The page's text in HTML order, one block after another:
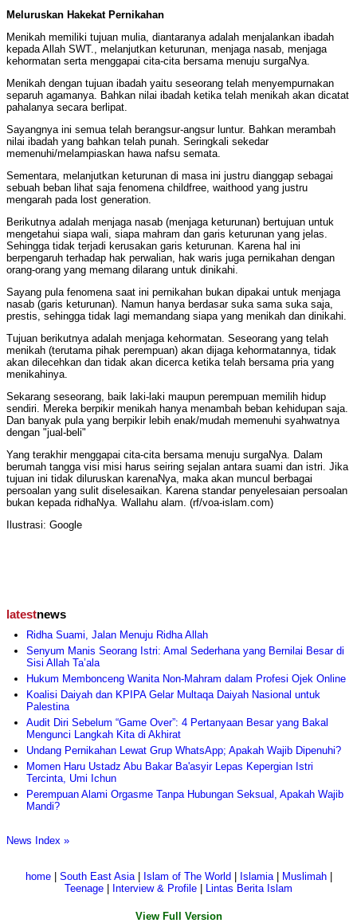
Meluruskan Hakekat Pernikahan
Menikah memiliki tujuan mulia, diantaranya adalah menjalankan ibadah
kepada Allah SWT., melanjutkan keturunan, menjaga nasab, menjaga
kehormatan serta menggapai cita-cita bersama menuju surgaNya.
Menikah dengan tujuan ibadah yaitu seseorang telah menyempurnakan
separuh agamanya. Bahkan nilai ibadah ketika telah menikah akan dicatat
pahalanya secara berlipat.
Sayangnya ini semua telah berangsur-angsur luntur. Bahkan merambah
nilai ibadah yang bahkan telah punah. Seringkali sekedar
memenuhi/melampiaskan hawa nafsu semata.
Sementara, melanjutkan keturunan di masa ini justru dianggap sebagai
sebuah beban lihat saja fenomena childfree, waithood yang justru
mengarah pada lost generation.
Berikutnya adalah menjaga nasab (menjaga keturunan) bertujuan untuk
mengetahui siapa wali, siapa mahram dan garis keturunan yang jelas.
Sehingga tidak terjadi kerusakan garis keturunan. Karena hal ini
berpengaruh terhadap hak perwalian, hak waris juga pernikahan dengan
orang-orang yang memang dilarang untuk dinikahi.
Sayang pula fenomena saat ini pernikahan bukan dipakai untuk menjaga
nasab (garis keturunan). Namun hanya berdasar suka sama suka saja,
prestis, sehingga tidak lagi memandang siapa yang menikah dan dinikahi.
Tujuan berikutnya adalah menjaga kehormatan. Seseorang yang telah
menikah (terutama pihak perempuan) akan dijaga kehormatannya, tidak
akan dilecehkan dan tidak akan dicerca ketika telah bersama pria yang
menikahinya.
Sekarang seseorang, baik laki-laki maupun perempuan memilih hidup
sendiri. Mereka berpikir menikah hanya menambah beban kehidupan saja.
Dan banyak pula yang berpikir lebih enak/mudah memenuhi syahwatnya
dengan "jual-beli"
Yang terakhir menggapai cita-cita bersama menuju surgaNya. Dalam
berumah tangga visi misi harus seiring sejalan antara suami dan istri. Jika
tujuan ini tidak diluruskan karenaNya, maka akan muncul berbagai
persoalan yang sulit diselesaikan. Karena standar penyelesaian persoalan
bukan kepada ridhaNya. Wallahu alam. (rf/voa-islam.com)
Ilustrasi: Google
latestnews
Ridha Suami, Jalan Menuju Ridha Allah
Senyum Manis Seorang Istri: Amal Sederhana yang Bernilai Besar di
Sisi Allah Ta’ala
Hukum Membonceng Wanita Non-Mahram dalam Profesi Ojek Online
Koalisi Daiyah dan KPIPA Gelar Multaqa Daiyah Nasional untuk
Palestina
Audit Diri Sebelum “Game Over”: 4 Pertanyaan Besar yang Bakal
Mengunci Langkah Kita di Akhirat
Undang Pernikahan Lewat Grup WhatsApp; Apakah Wajib Dipenuhi?
Momen Haru Ustadz Abu Bakar Ba'asyir Lepas Kepergian Istri
Tercinta, Umi Ichun
Perempuan Alami Orgasme Tanpa Hubungan Seksual, Apakah Wajib
Mandi?
News Index »
home| South East Asia| Islam of The World Islamia| Muslimah|
Teenage
Interview & Profile Lintas Berita Islam
View Full Version